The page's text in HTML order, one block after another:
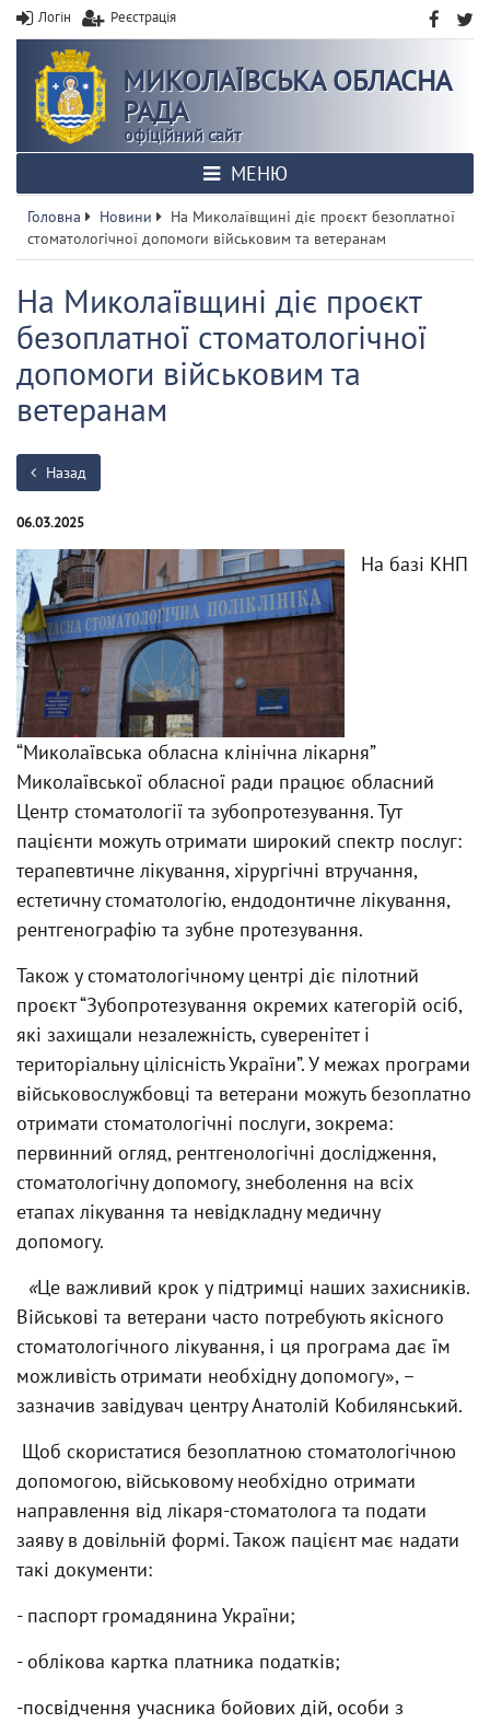
Логін Реєстрація
МИКОЛАЇВСЬКА ОБЛАСНА
РАДА
офіційний сайт
МЕНЮ
Головна Новини
На Миколаївщині діє проєкт безоплатної
стоматологічної допомоги військовим та ветеранам
На Миколаївщині діє проєкт
безоплатної стоматологічної
допомоги військовим та
ветеранам
Назад
06.03.2025
На базі КНП
“Миколаївська обласна клінічна лікарня”
Миколаївської обласної ради працює обласний
Центр стоматології та зубопротезування. Тут
пацієнти можуть отримати широкий спектр послуг:
терапевтичне лікування, хірургічні втручання,
естетичну стоматологію, ендодонтичне лікування,
рентгенографію та зубне протезування.
Також у стоматологічному центрі діє пілотний
проєкт “Зубопротезування окремих категорій осіб,
які захищали незалежність, суверенітет і
територіальну цілісність України”. У межах програми
військовослужбовці та ветерани можуть безоплатно
отримати стоматологічні послуги, зокрема:
первинний огляд, рентгенологічні дослідження,
стоматологічну допомогу, знеболення на всіх
етапах лікування та невідкладну медичну
допомогу.
«Це важливий крок у підтримці наших захисників.
Військові та ветерани часто потребують якісного
стоматологічного лікування, і ця програма дає їм
можливість отримати необхідну допомогу», –
зазначив завідувач центру Анатолій Кобилянський.
Щоб скористатися безоплатною стоматологічною
допомогою, військовому необхідно отримати
направлення від лікаря-стоматолога та подати
заяву в довільній формі. Також пацієнт має надати
такі документи:
- паспорт громадянина України;
- облікова картка платника податків;
-посвідчення учасника бойових дій, особи з